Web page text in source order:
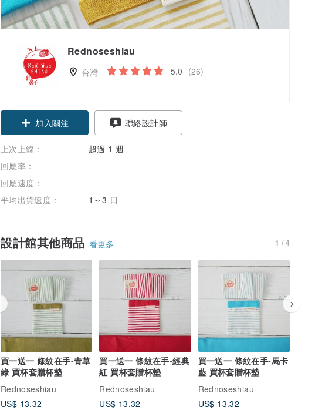
Rednoseshiau
台灣 5.0 (26)
加入關注 聯絡設計師
上次上線：
超過 1 週
回應率：
-
回應速度：
-
平均出貨速度：
1～3 日
設計館其他商品 看更多 1 / 4
買一送一 條紋在手-青草
綠 買杯套贈杯墊
Rednoseshiau
US$ 13.32
買一送一 條紋在手-經典
紅 買杯套贈杯墊
Rednoseshiau
US$ 13.32
買一送一 條紋在手-馬卡
藍 買杯套贈杯墊
Rednoseshiau
US$ 13.32